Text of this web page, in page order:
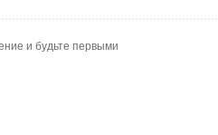
и будьте первыми